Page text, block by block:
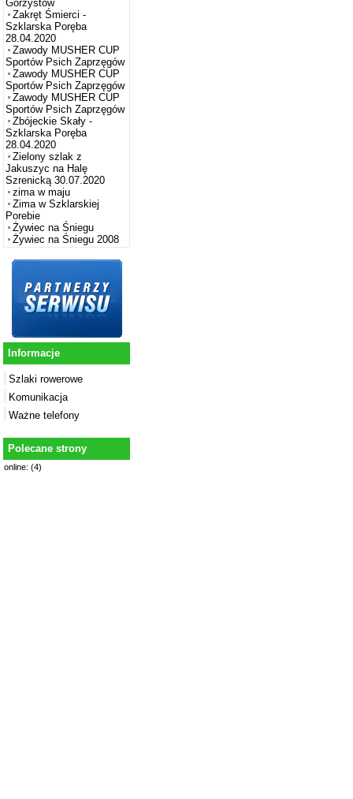
Górzystów
Zakręt Śmierci -
Szklarska Poręba
28.04.2020
Zawody MUSHER CUP
Sportów Psich Zaprzęgów
Zawody MUSHER CUP
Sportów Psich Zaprzęgów
Zawody MUSHER CUP
Sportów Psich Zaprzęgów
Zbójeckie Skały -
Szklarska Poręba
28.04.2020
Zielony szlak z
Jakuszyc na Halę
Szrenicką 30.07.2020
zima w maju
Zima w Szklarskiej
Porebie
Żywiec na Śniegu
Żywiec na Śniegu 2008
Informacje
Szlaki rowerowe
Komunikacja
Ważne telefony
Polecane strony
online: (4)